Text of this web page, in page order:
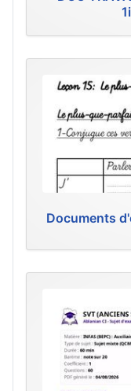
Documents